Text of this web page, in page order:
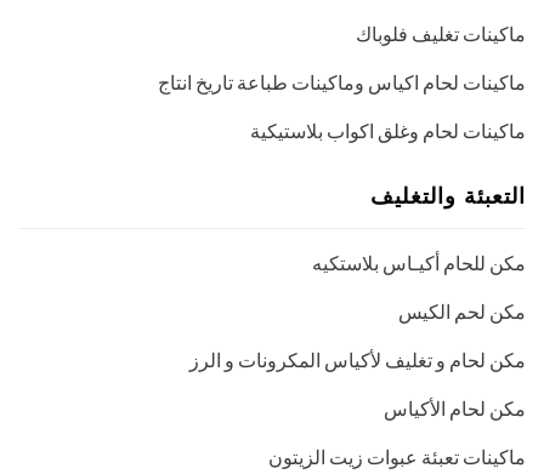
ماكينات تغليف فلوباك
ماكينات لحام اكياس وماكينات طباعة تاريخ انتاج
ماكينات لحام وغلق اكواب بلاستيكية
التعبئة والتغليف
مكن للحام أكيـاس بلاستكيه
مكن لحم الكيس
مكن لحام و تغليف لأكياس المكرونات و الرز
مكن لحام الأكياس
ماكينات تعبئة عبوات زيت الزيتون